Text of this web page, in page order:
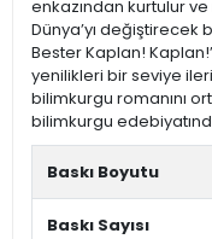
enkazından kurtulur
Dünya’yı değiştirecek
Bester Kaplan!
yenilikleri bir seviye
bilimkurgu romanını
bilimkurgu
Baskı Boyutu
Baskı Sayısı